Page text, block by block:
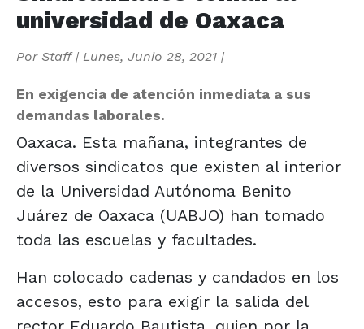
universidad de Oaxaca
Por Staff| Lunes, Junio 28, 2021 |
En exigencia de atención inmediata a sus
demandas laborales.
Oaxaca. Esta mañana, integrantes de
diversos sindicatos que existen al interior
de la Universidad Autónoma Benito
Juárez de Oaxaca (UABJO) han tomado
toda las escuelas y facultades.
Han colocado cadenas y candados en los
accesos, esto para exigir la salida del